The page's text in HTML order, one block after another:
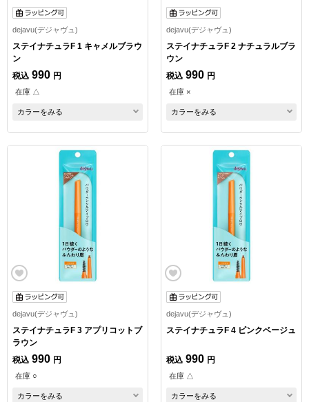
dejavu(デジャヴュ)
ステイナチュラF 1 キャメルブラウ
ン
税込 990 円
在庫 △
カラーをみる
dejavu(デジャヴュ)
ステイナチュラF 2 ナチュラルブラ
ウン
税込 990 円
在庫 ×
カラーをみる
dejavu(デジャヴュ)
ステイナチュラF 3 アプリコットブ
ラウン
税込 990 円
在庫 ○
カラーをみる
dejavu(デジャヴュ)
ステイナチュラF 4 ピンクベージュ
税込 990 円
在庫 △
カラーをみる